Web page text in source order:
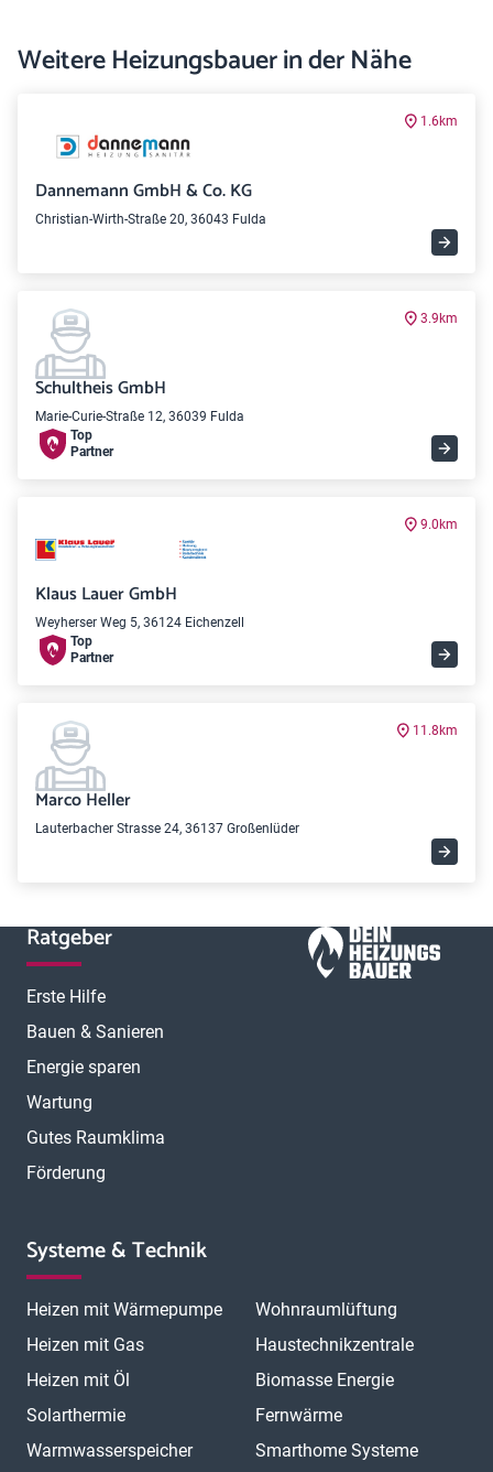
Weitere Heizungsbauer in der Nähe
1.6km
Dannemann GmbH & Co. KG
Christian-Wirth-Straße 20, 36043 Fulda
3.9km
Schultheis GmbH
Marie-Curie-Straße 12, 36039 Fulda
Top
Partner
9.0km
Klaus Lauer GmbH
Weyherser Weg 5, 36124 Eichenzell
Top
Partner
11.8km
Marco Heller
Lauterbacher Strasse 24, 36137 Großenlüder
Ratgeber
Erste Hilfe
Bauen & Sanieren
Energie sparen
Wartung
Gutes Raumklima
Förderung
Systeme & Technik
Heizen mit Wärmepumpe
Heizen mit Gas
Heizen mit Öl
Solarthermie
Warmwasserspeicher
Wohnraumlüftung
Haustechnikzentrale
Biomasse Energie
Fernwärme
Smarthome Systeme